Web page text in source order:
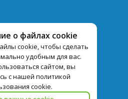
о файлах cookie
cookie, чтобы сделать
удобным для вас.
сайтом, вы
с нашей политикой
cookie.